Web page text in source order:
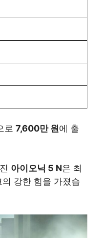
로 7,600만 원에 출
아이오닉 5 N은 최
강한 힘을 가졌습